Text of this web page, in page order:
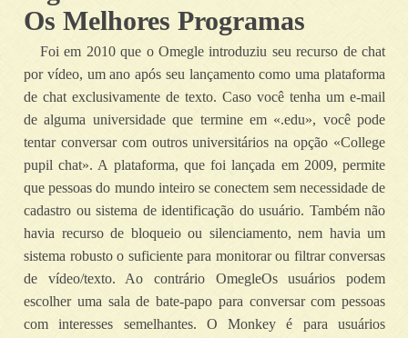
Os Melhores Programas
Foi em 2010 que o Omegle introduziu seu recurso de chat
por vídeo, um ano após seu lançamento como uma plataforma
de chat exclusivamente de texto. Caso você tenha um e-mail
de alguma universidade que termine em «.edu», você pode
tentar conversar com outros universitários na opção «College
pupil chat». A plataforma, que foi lançada em 2009, permite
que pessoas do mundo inteiro se conectem sem necessidade de
cadastro ou sistema de identificação do usuário. Também não
havia recurso de bloqueio ou silenciamento, nem havia um
sistema robusto o suficiente para monitorar ou filtrar conversas
de vídeo/texto. Ao contrário OmegleOs usuários podem
escolher uma sala de bate-papo para conversar com pessoas
com interesses semelhantes. O Monkey é para usuários